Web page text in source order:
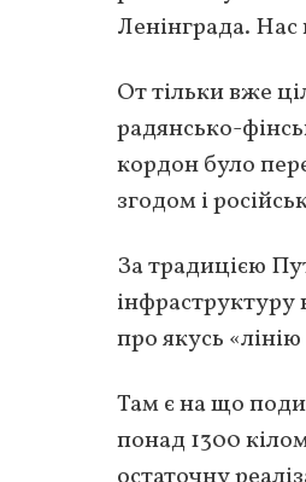
Ленінграда.
От тільки вже
радянсько-
кордон було
згодом і
За традицією
про якусь
Там є на що
понад 1300